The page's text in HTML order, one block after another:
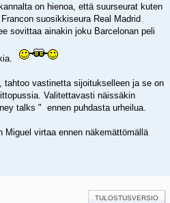
on hienoa, että suurseurat kuten
suosikkiseura Real Madrid
sovittaa ainakin joku Barcelonan peli
vastinetta sijoitukselleen ja se on
Valitettavasti näissäkin
talks " ennen puhdasta urheilua.
virtaa ennen näkemättömällä
TULOSTUSVERSIO